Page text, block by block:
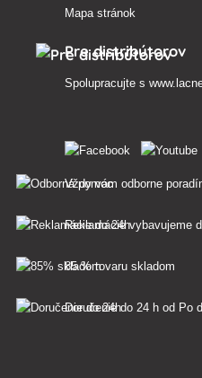
Mapa stránok
Pre distribútorov
Spolupracujte s
Vždy vám odborne
Reklamácie vybavujeme
85 % tovaru skladom
Doručenie do 24 h od Po